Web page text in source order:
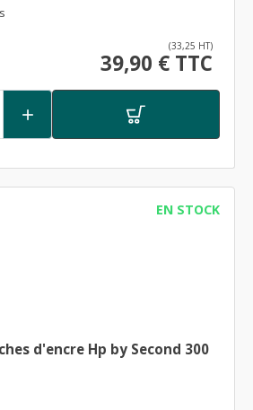
(33,25 HT)
39,90 € TTC

EN STOCK
d'encre Hp by Second 300